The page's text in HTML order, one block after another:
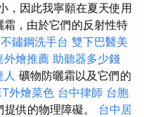
，因此我寧願在夏天使用
霜，由於它們的反射性特
不鏽鋼洗手台 雙下巴醫美
外燴推薦 助聽器多少錢
人 礦物防曬霜以及它們的
外燴菜色 台中律師 台胞
供的物理障礙。 台中居